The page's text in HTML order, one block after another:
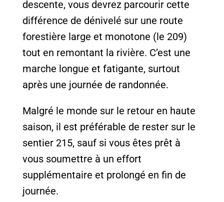
descente, vous devrez parcourir cette
différence de dénivelé sur une route
forestière large et monotone (le 209)
tout en remontant la rivière. C’est une
marche longue et fatigante, surtout
après une journée de randonnée.
Malgré le monde sur le retour en haute
saison, il est préférable de rester sur le
sentier 215, sauf si vous êtes prêt à
vous soumettre à un effort
supplémentaire et prolongé en fin de
journée.